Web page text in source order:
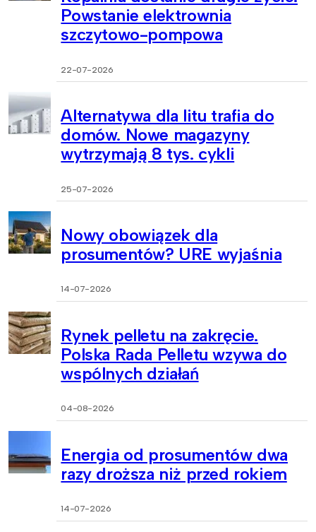
Powstanie elektrownia
szczytowo-pompowa
22-07-2026
Alternatywa dla litu trafia do
domów. Nowe magazyny
wytrzymają 8 tys. cykli
25-07-2026
Nowy obowiązek dla
prosumentów? URE wyjaśnia
14-07-2026
Rynek pelletu na zakręcie.
Polska Rada Pelletu wzywa do
wspólnych działań
04-08-2026
Energia od prosumentów dwa
razy droższa niż przed rokiem
14-07-2026